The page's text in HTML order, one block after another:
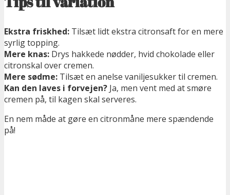
Ekstra friskhed: Tilsæt lidt ekstra citronsaft for en mere
syrlig topping.
Mere knas: Drys hakkede nødder, hvid chokolade eller
citronskal over cremen.
Mere sødme: Tilsæt en anelse vaniljesukker til cremen.
Kan den laves i forvejen? Ja, men vent med at smøre
cremen på, til kagen skal serveres.
En nem måde at gøre en citronmåne mere spændende
på!